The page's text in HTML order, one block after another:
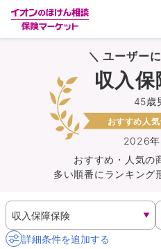
ランキングか
保険を比較す
保険会社から
イオンカード
キャンペーン
＼ ユーザー
2026
45歳
収入
おすすめ人
おすすめ・人気の
多い順番にランキング
詳細条件を追加する